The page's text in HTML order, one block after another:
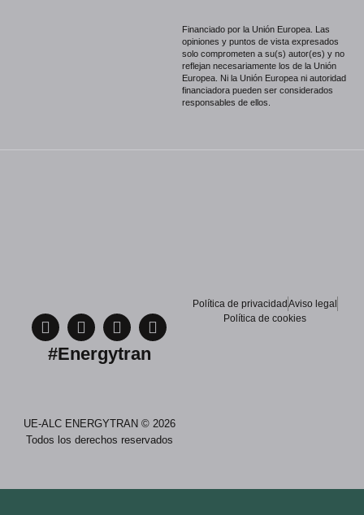
Financiado por la Unión Europea. Las
opiniones y puntos de vista expresados
solo comprometen a su(s) autor(es) y no
reflejan necesariamente los de la Unión
Europea. Ni la Unión Europea ni autoridad
financiadora pueden ser considerados
responsables de ellos.
#Energytran
UE-ALC ENERGYTRAN © 2026
Todos los derechos reservados
Política de privacidad Aviso legal
Política de cookies